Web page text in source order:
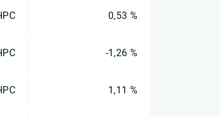
0,53 %
-1,26 %
1,11 %